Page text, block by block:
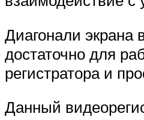
Диагонали экрана
достаточно для
регистратора и
Данный